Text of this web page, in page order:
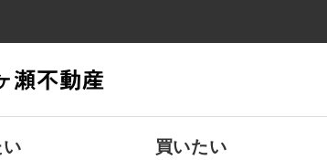
買いたい